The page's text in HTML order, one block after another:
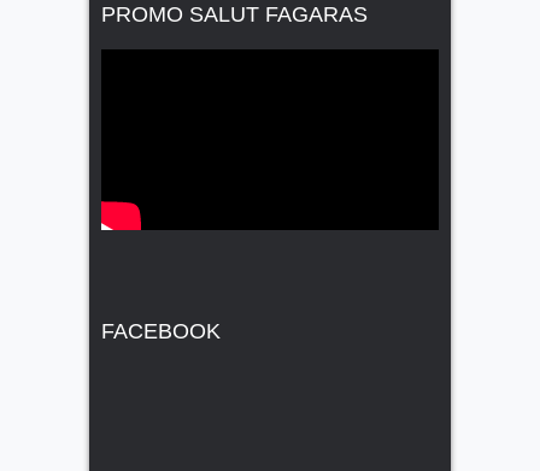
PROMO SALUT FAGARAS
FACEBOOK